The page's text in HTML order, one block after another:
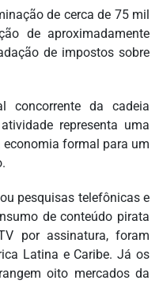
de cerca de 75 mil
de aproximadamente
de impostos sobre
concorrente da cadeia
representa uma
formal para um
pesquisas telefônicas e
de conteúdo pirata
por assinatura, foram
Latina e Caribe. Já os
oito mercados da